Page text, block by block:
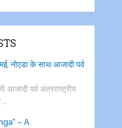
नोएडा के साथ आजादी पर्व
आजादी पर्व अंतरराष्ट्रीय
…
– A